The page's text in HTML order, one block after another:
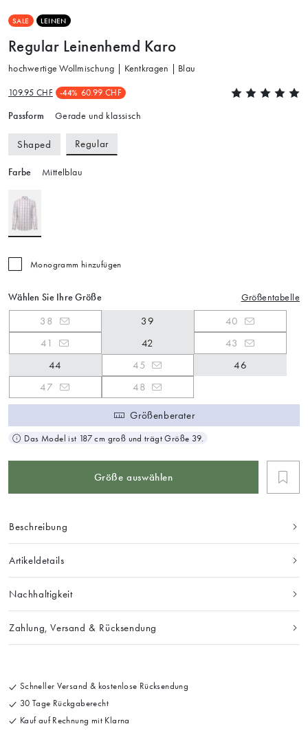
SALE LEINEN
Regular Leinenhemd Karo
hochwertige Wollmischung | Kentkragen | Blau
109.95 CHF -44% 60.99 CHF
Passform Gerade und klassisch
Shaped Regular
Farbe Mittelblau
Monogramm hinzufügen
Wählen Sie Ihre Größe Größentabelle
38 39
40
41
42
43
44
45
46
47
48
Größenberater
Das Model ist 187 cm groß und trägt Größe 39.
Größe auswählen
Beschreibung
Artikeldetails
Nachhaltigkeit
Zahlung, Versand & Rücksendung
Schneller Versand & kostenlose Rücksendung
30 Tage Rückgaberecht
Kauf auf Rechnung mit Klarna